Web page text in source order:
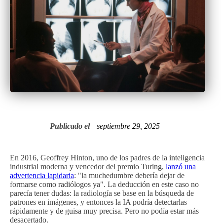
Publicado el septiembre 29, 2025
En 2016, Geoffrey Hinton, uno de los padres de la inteligencia
industrial moderna y vencedor del premio Turing, lanzó una
advertencia lapidaria: "la muchedumbre debería dejar de
formarse como radiólogos ya". La deducción en este caso no
parecía tener dudas: la radiología se base en la búsqueda de
patrones en imágenes, y entonces la IA podría detectarlas
rápidamente y de guisa muy precisa. Pero no podía estar más
desacertado.